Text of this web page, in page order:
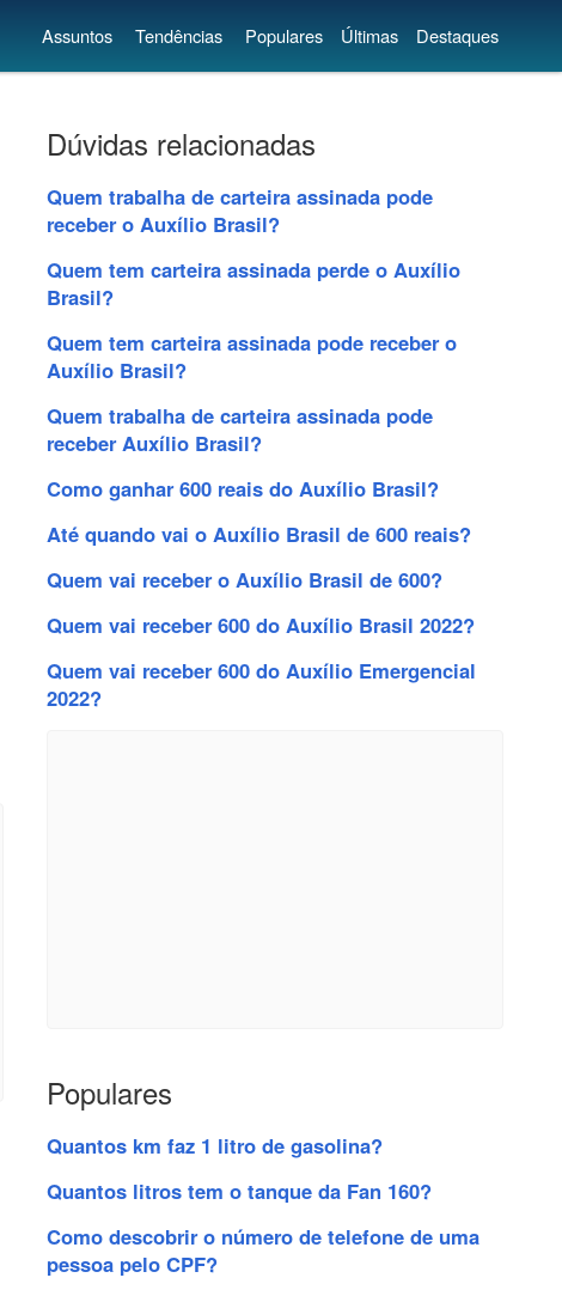
Assuntos Tendências Populares Últimas Destaques
Dúvidas relacionadas
Quem trabalha de carteira assinada pode
receber o Auxílio Brasil?
Quem tem carteira assinada perde o Auxílio
Brasil?
Quem tem carteira assinada pode receber o
Auxílio Brasil?
Quem trabalha de carteira assinada pode
receber Auxílio Brasil?
Como ganhar 600 reais do Auxílio Brasil?
Até quando vai o Auxílio Brasil de 600 reais?
Quem vai receber o Auxílio Brasil de 600?
Quem vai receber 600 do Auxílio Brasil 2022?
Quem vai receber 600 do Auxílio Emergencial
2022?
Populares
Quantos km faz 1 litro de gasolina?
Quantos litros tem o tanque da Fan 160?
Como descobrir o número de telefone de uma
pessoa pelo CPF?